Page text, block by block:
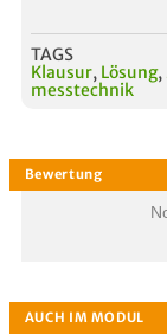
TAGS
Klausur, Lösung,
messtechnik